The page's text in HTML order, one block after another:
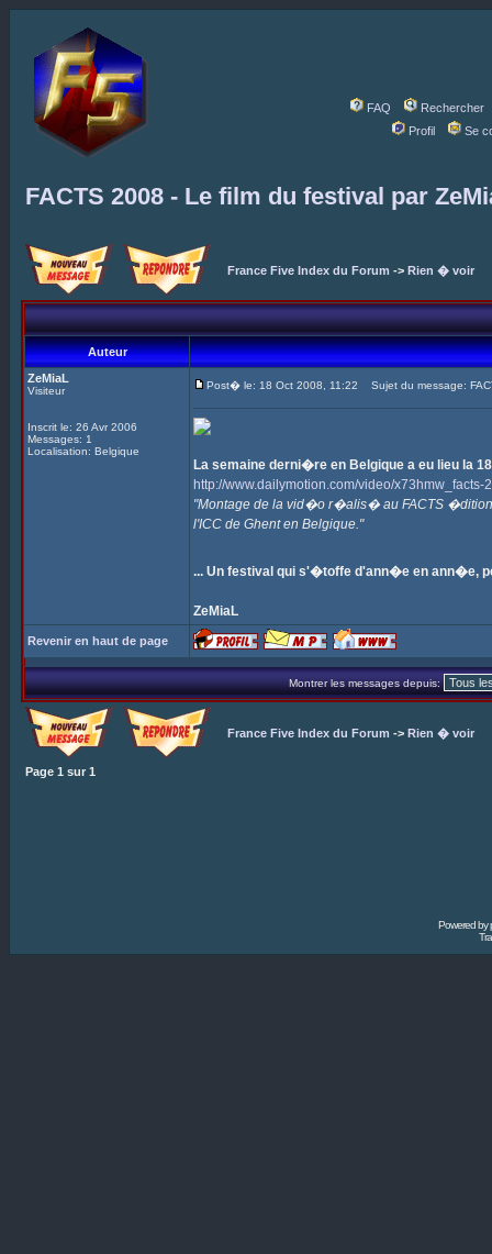
FAQ
Rechercher
Profil
Se
FACTS 2008 - Le film du festival par
France Five Index du Forum -> Rien � voir
Auteur
ZeMiaL
Visiteur
Inscrit le: 26 Avr 2006
Messages: 1
Localisation: Belgique
Post� le: 18 Oct 2008, 11:22 Sujet du message:
La semaine derni�re en Belgique a eu lieu la
http://www.dailymotion.com/video/
"Montage de la vid�o r�alis� au FACTS
l'ICC de Ghent en Belgique."
... Un festival qui s'�toffe d'ann�e en ann�e,
ZeMiaL
Revenir en haut de page
Montrer les messages depuis:
France Five Index du Forum -> Rien � voir
Page 1 sur 1
Powered by